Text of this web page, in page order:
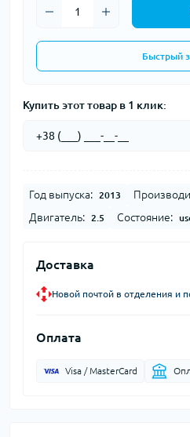
Быстрый
Купить этот товар в 1 клик:
Год выпуска: 2013
Двигатель: 2.5 Состояние:
Доставка
Новой почтой в отделения и
Оплата
Visa / MasterCard